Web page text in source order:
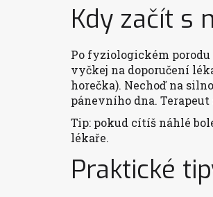
Kdy začít s
Po fyziologickém porodu
vyčkej na doporučení
horečka). Nechoď na
pánevního dna.
Tip: pokud cítíš náhlé
lékaře.
Praktické